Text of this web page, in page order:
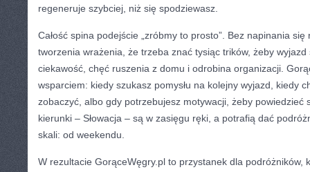
regeneruje szybciej, niż się spodziewasz.
Całość spina podejście „zróbmy to prosto”. Bez napinania
tworzenia wrażenia, że trzeba znać tysiąc trików, żeby wyjazd
ciekawość, chęć ruszenia z domu i odrobina organizacji.
wsparciem: kiedy szukasz pomysłu na kolejny wyjazd, kiedy
zobaczyć, albo gdy potrzebujesz motywacji, żeby powiedzieć
kierunki – Słowacja – są w zasięgu ręki, a potrafią dać
skali: od weekendu.
W rezultacie GorąceWęgry.pl to przystanek dla podróżników,